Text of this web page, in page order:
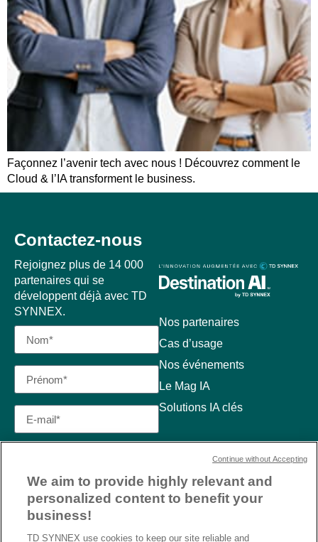
Façonnez l’avenir tech avec nous ! Découvrez comment le
Cloud & l’IA transforment le business.
Nos partenaires
Cas d’usage
Nos événements
Le Mag IA
Solutions IA clés
Contactez-nous
Rejoignez plus de 14 000
partenaires qui se
développent déjà avec TD
SYNNEX.
We aim to provide highly relevant and
personalized content to benefit your
business!
TD SYNNEX use cookies to keep our site reliable and
Continue without Accepting